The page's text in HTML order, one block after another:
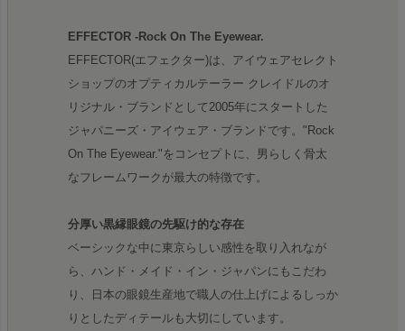
EFFECTOR -Rock On The Eyewear.
EFFECTOR(エフェクター)は、アイウェアセレクト
ショップのオプティカルテーラー クレイドルのオ
リジナル・ブランドとして2005年にスタートした
ジャパニーズ・アイウェア・ブランドです。"Rock
On The Eyewear."をコンセプトに、男らしく骨太
なフレームワークが最大の特徴です。
分厚い黒縁眼鏡の先駆け的な存在
ベーシックな中に東京らしい感性を取り入れなが
ら、ハンド・メイド・イン・ジャパンにもこだわ
り、日本の眼鏡生産地で職人の仕上げによるしっか
りとしたディテールも大切にしています。